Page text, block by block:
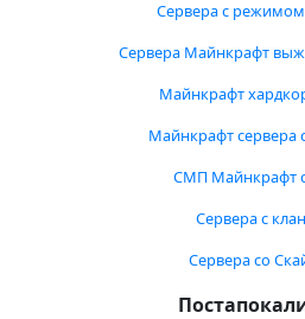
Сервера с
Сервера Майнкрафт
Майнкрафт
Майнкрафт сервера
СМП Майнкрафт
Сервера с
Сервера со